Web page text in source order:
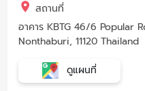
สถานที่
อาคาร KBTG 46/6 Popular
Nonthaburi, 11120 Thailand
ดูแผนที่